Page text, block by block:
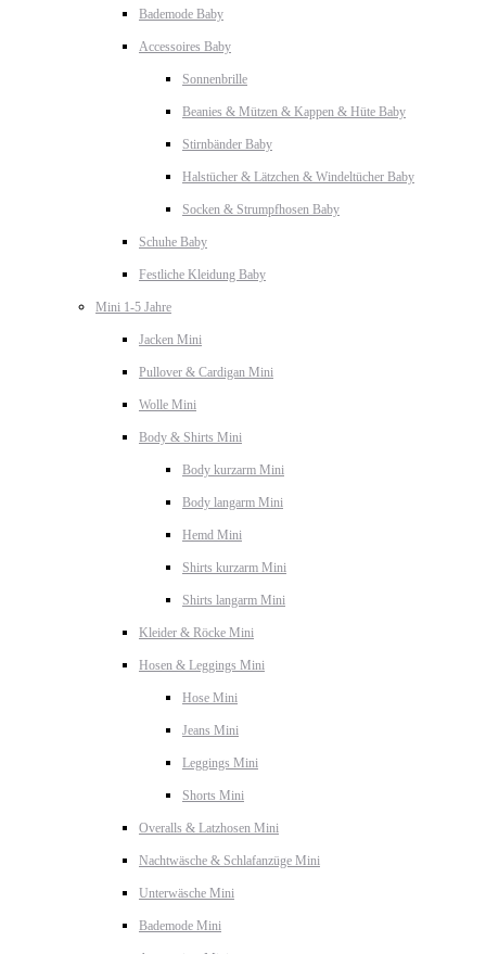
Bademode Baby
Accessoires Baby
Sonnenbrille
Beanies & Mützen & Kappen & Hüte Baby
Stirnbänder Baby
Halstücher & Lätzchen & Windeltücher Baby
Socken & Strumpfhosen Baby
Schuhe Baby
Festliche Kleidung Baby
Mini 1-5 Jahre
Jacken Mini
Pullover & Cardigan Mini
Wolle Mini
Body & Shirts Mini
Body kurzarm Mini
Body langarm Mini
Hemd Mini
Shirts kurzarm Mini
Shirts langarm Mini
Kleider & Röcke Mini
Hosen & Leggings Mini
Hose Mini
Jeans Mini
Leggings Mini
Shorts Mini
Overalls & Latzhosen Mini
Nachtwäsche & Schlafanzüge Mini
Unterwäsche Mini
Bademode Mini